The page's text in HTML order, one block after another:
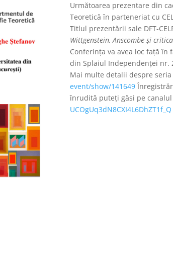
Următoarea prezentare din
Teoretică în parteneriat cu
Titlul prezentării sale DFT-
Wittgenstein, Anscombe și
Conferinţa va avea loc faţă în
din Splaiul Independenței nr.
Mai multe detalii despre seria
event/show/141649
înrudită puteţi găsi pe canalul
UCOgUq3dN8CXI4L6DhZT1f_Q